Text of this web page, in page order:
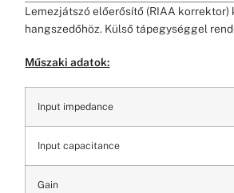
Lemezjátszó előerősítő (RIAA
hangszedőhöz. Külső tápegységgel
Műszaki adatok:
Input impedance
Input capacitance
Gain